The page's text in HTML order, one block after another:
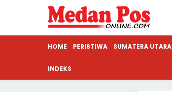
HOME PERISTIWA SUMATERA UTARA
INDEKS